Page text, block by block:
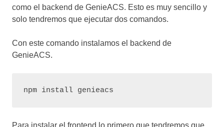
como el backend de GenieACS. Esto es muy sencillo y
solo tendremos que ejecutar dos comandos.
Con este comando instalamos el backend de
GenieACS.
npm install genieacs
Para instalar el frontend lo primero que tendremos que